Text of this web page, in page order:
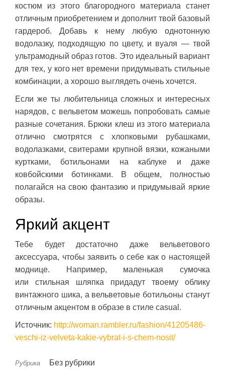
костюм из этого благородного материала станет
отличным приобретением и дополнит твой базовый
гардероб. Добавь к нему любую однотонную
водолазку, подходящую по цвету, и вуаля — твой
ультрамодный образ готов. Это идеальный вариант
для тех, у кого нет времени придумывать стильные
комбинации, а хорошо выглядеть очень хочется.
Если же ты любительница сложных и интересных
нарядов, с вельветом можешь попробовать самые
разные сочетания. Брюки клеш из этого материала
отлично смотрятся с хлопковыми рубашками,
водолазками, свитерами крупной вязки, кожаными
куртками, ботильонами на каблуке и даже
ковбойскими ботинками. В общем, полностью
полагайся на свою фантазию и придумывай яркие
образы.
Яркий акцент
Тебе будет достаточно даже вельветового
аксессуара, чтобы заявить о себе как о настоящей
моднице. Например, маленькая сумочка
или стильная шляпка придадут твоему облику
винтажного шика, а вельветовые ботильоны станут
отличным акцентом в образе в стиле casual.
Источник: http://woman.rambler.ru/fashion/41205486-
veschi-iz-velveta-kakie-vybrat-i-s-chem-nosit/
Рубрика Без рубрики